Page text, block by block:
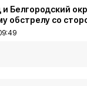
и Белгородский
обстрелу со